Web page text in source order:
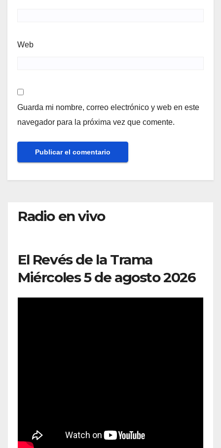
Web
Guarda mi nombre, correo electrónico y web en este
navegador para la próxima vez que comente.
Radio en vivo
El Revés de la Trama
Miércoles 5 de agosto 2026